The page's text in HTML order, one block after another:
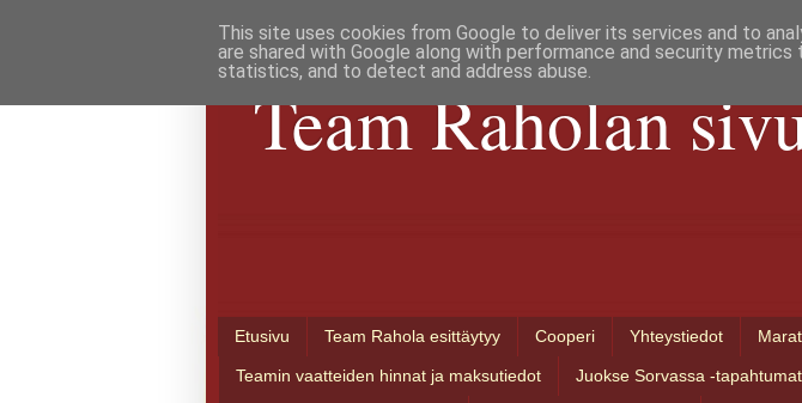
Team Raholan
Etusivu Team Rahola esittäytyy Cooperi Yhteystiedot
Teamin vaatteiden hinnat ja maksutiedot Juokse Sorvassa -tapahtumat
This site uses cookies from Google to deliver its services and to
are shared with Google along with performance and security
statistics, and to detect and address abuse.